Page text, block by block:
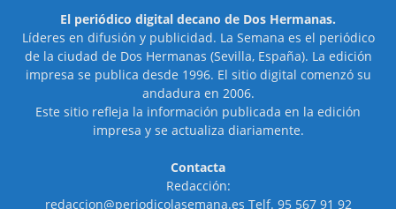
El periódico digital decano de Dos Hermanas.
Líderes en difusión y publicidad. La Semana es el periódico
de la ciudad de Dos Hermanas (Sevilla, España). La edición
impresa se publica desde 1996. El sitio digital comenzó su
andadura en 2006.
Este sitio refleja la información publicada en la edición
impresa y se actualiza diariamente.
Contacta
Redacción:
redaccion@periodicolasemana.es Telf. 95 567 91 92